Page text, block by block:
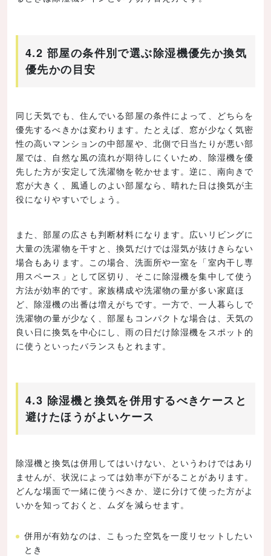
4.2 部屋の条件別で選ぶ除湿機優先か換気
優先かの目安
同じ天気でも、住んでいる部屋の条件によって、どちらを
優先するべきかは変わります。たとえば、窓が少なく気密
性の高いマンションの中部屋や、北側で日当たりが悪い部
屋では、自然な風の流れが期待しにくいため、除湿機を優
先した方が安定して洗濯物を乾かせます。逆に、南向きで
窓が大きく、風通しのよい部屋なら、晴れた日は換気が主
役になりやすいでしょう。
また、部屋の広さも判断材料になります。広いリビングに
大量の洗濯物を干すと、換気だけでは湿気が抜けきらない
場合もあります。この場合、洗面所や一室を「室内干し専
用スペース」として区切り、そこに除湿機を集中して使う
方法が効率的です。家族構成や洗濯物の量が多い家庭ほ
ど、除湿機の出番は増えがちです。一方で、一人暮らしで
洗濯物の量が少なく、部屋もコンパクトな場合は、天気の
良い日に換気を中心にし、雨の日だけ除湿機をスポット的
に使うといったバランスもとれます。
4.3 除湿機と換気を併用するべきケースと
避けたほうがよいケース
除湿機と換気は併用してはいけない、というわけではあり
ませんが、状況によっては効率が下がることがあります。
どんな場面で一緒に使うべきか、逆に分けて使った方がよ
いかを知っておくと、ムダを減らせます。
併用が有効なのは、こもった空気を一度リセットしたい
とき